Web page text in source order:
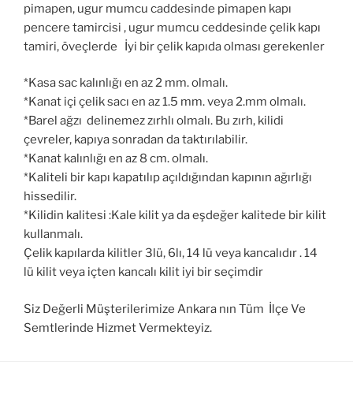
pimapen, ugur mumcu caddesinde pimapen kapı
pencere tamircisi , ugur mumcu ceddesinde çelik kapı
tamiri, öveçlerde İyi bir çelik kapıda olması gerekenler
*Kasa sac kalınlığı en az 2 mm. olmalı.
*Kanat içi çelik sacı en az 1.5 mm. veya 2.mm olmalı.
*Barel ağzı delinemez zırhlı olmalı. Bu zırh, kilidi
çevreler, kapıya sonradan da taktırılabilir.
*Kanat kalınlığı en az 8 cm. olmalı.
*Kaliteli bir kapı kapatılıp açıldığından kapının ağırlığı
hissedilir.
*Kilidin kalitesi :Kale kilit ya da eşdeğer kalitede bir kilit
kullanmalı.
Çelik kapılarda kilitler 3lü, 6lı, 14 lü veya kancalıdır . 14
lü kilit veya içten kancalı kilit iyi bir seçimdir
Siz Değerli Müşterilerimize Ankara nın Tüm İlçe Ve
Semtlerinde Hizmet Vermekteyiz.